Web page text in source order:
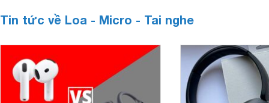
Tin tức về Loa - Micro - Tai nghe